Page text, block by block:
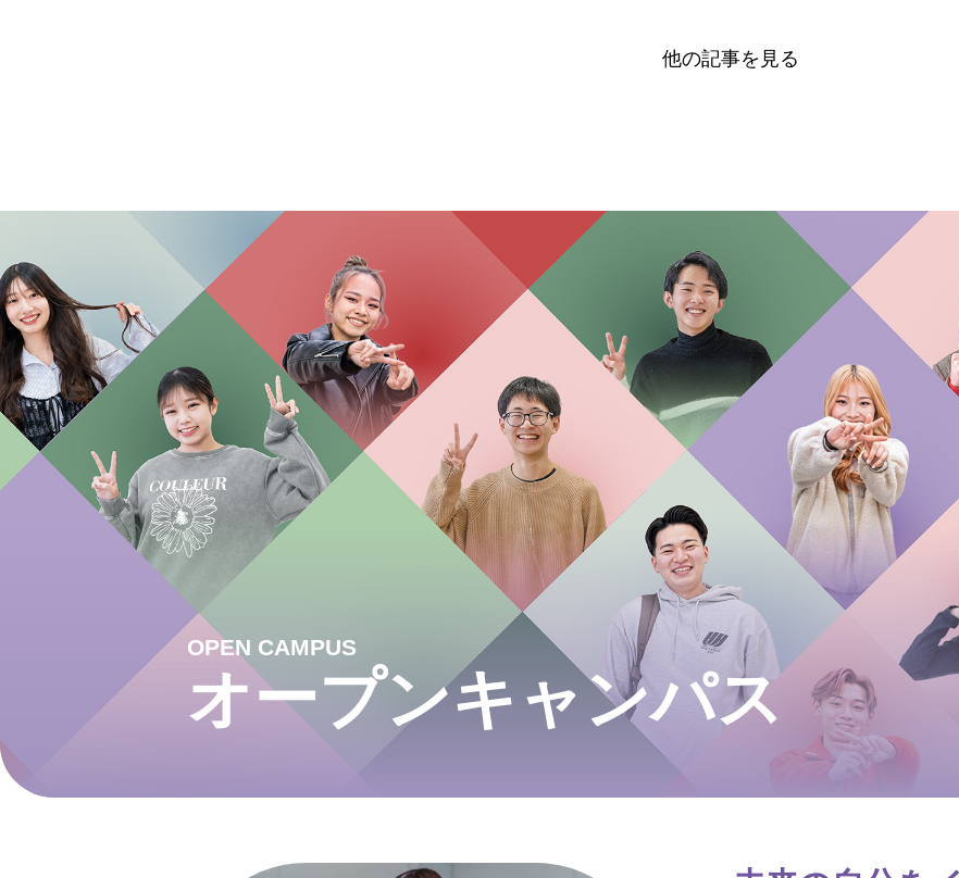
他の記事を見る
OPEN CAMPUS
オープンキャンパス